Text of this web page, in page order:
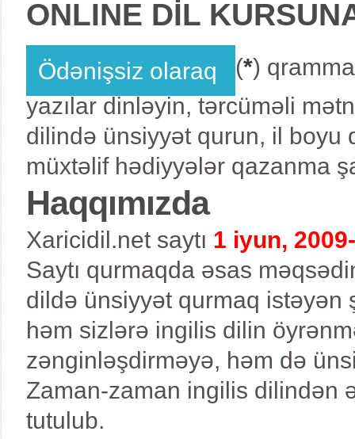
ONLINE DİL
Ödənişsiz olaraq (*)
yazılar dinləyin, tərcüməli
dilində ünsiyyət qurun, il boyu
müxtəlif hədiyyələr qazanma
Haqqımızda
Xaricidil.net saytı 1 iyun,
Saytı qurmaqda əsas
dildə ünsiyyət qurmaq istəyən
həm sizlərə ingilis dilin
zənginləşdirməyə, həm də
Zaman-zaman ingilis dilindən
tutulub.